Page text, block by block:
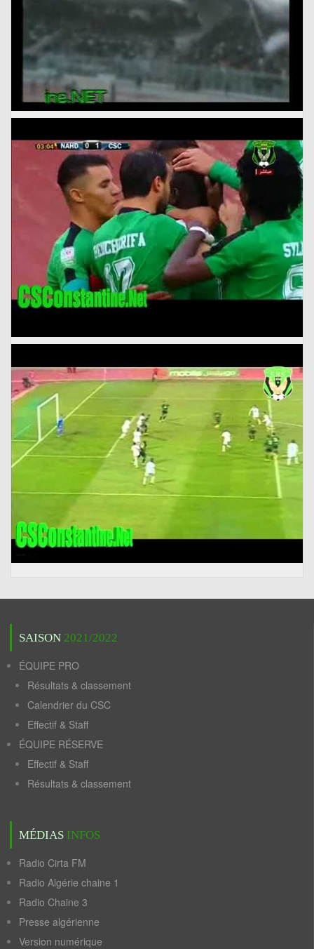
SAISON 2021/2022
ÉQUIPE PRO
Résultats & classement
Calendrier du CSC
Effectif & Staff
ÉQUIPE RÉSERVE
Effectif & Staff
Résultats & classement
MÉDIAS INFOS
Radio Cirta FM
Radio Algérie chaine 1
Radio Chaine 3
Presse algérienne
Version numérique